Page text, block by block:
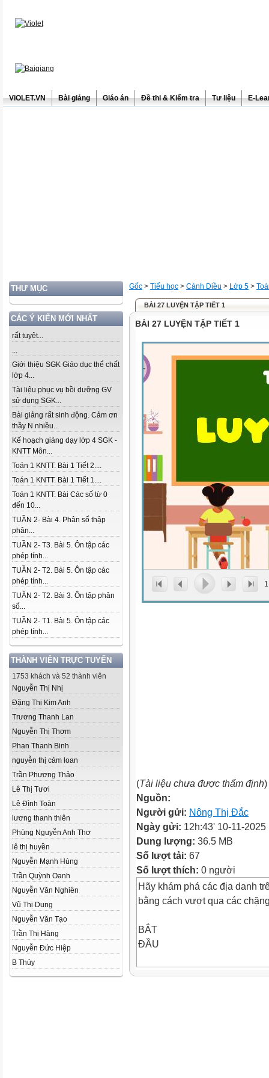
ViOLET.VN Bài giảng Giáo án Đề thi & Kiểm tra Tư liệu E-
THƯ MỤC
CÁC Ý KIẾN MỚI NHẤT
rất tuyệt...
...
Giới thiệu SGK Giáo dục thể chất
lớp 4...
Tài liệu phục vụ bồi dưỡng GV
sử dụng SGK...
Bài giảng rất sinh động. Cảm ơn
thầy N nhiều...
Kế hoạch giảng dạy lớp 4 SGK -
KNTT Môn...
Toán 1 KNTT. Bài 1 Tiết 2....
Toán 1 KNTT. Bài 1 Tiết 1....
Toán 1 KNTT. Bài Các số từ 0
đến 10...
TUẦN 2- Bài 4. Phân số thập
phân...
TUẦN 2- T3. Bài 5. Ôn tập các
phép tính...
TUẦN 2- T2. Bài 5. Ôn tập các
phép tính...
TUẦN 2- T2. Bài 3. Ôn tập phân
số...
TUẦN 2- T1. Bài 5. Ôn tập các
phép tính...
THÀNH VIÊN TRỰC TUYẾN
1753 khách và 52 thành viên
Nguyễn Thị Nhị
Đặng Thị Kim Anh
Trương Thanh Lan
Nguyễn Thị Thơm
Phan Thanh Binh
nguyễn thị cảm loan
Trần Phương Thảo
Lê Thị Tươi
Lê Đình Toàn
lương thanh thiên
Phùng Nguyễn Anh Thơ
lê thị huyền
Nguyễn Mạnh Hùng
Trần Quỳnh Oanh
Nguyễn Văn Nghiên
Vũ Thị Dung
Nguyễn Văn Tạo
Trần Thị Hàng
Nguyễn Đức Hiệp
B Thủy
Gốc > Tiểu học > Cánh Diều > Lớp 5 >
BÀI 27 LUYỆN TẬP TIẾT 1
BÀI 27 LUYỆN TẬP TIẾT 1
1
(Tài liệu chưa được thẩm định)
Nguồn:
Người gửi: Nông Thị Đắc
Ngày gửi: 12h:43' 10-11-2025
Dung lượng: 36.5 MB
Số lượt tải: 67
Số lượt thích: 0 người
Hãy khám phá các địa danh
bằng cách vượt qua các
BẮT
ĐẦU